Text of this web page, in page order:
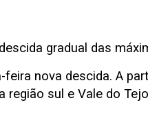
gradual das
nova descida. A
sul e Vale do